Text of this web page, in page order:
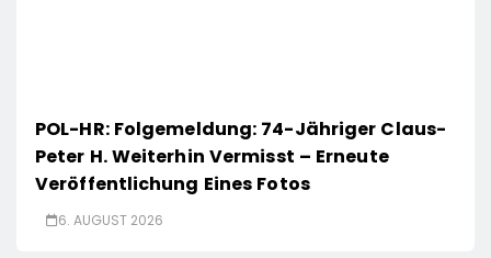
POL-HR: Folgemeldung: 74-Jähriger Claus-
Peter H. Weiterhin Vermisst – Erneute
Veröffentlichung Eines Fotos
6. AUGUST 2026